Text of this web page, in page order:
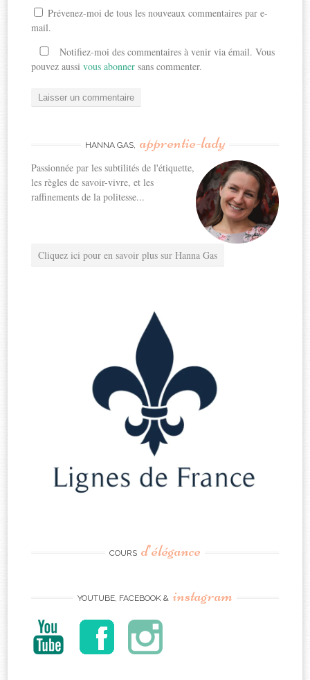
Prévenez-moi de tous les nouveaux commentaires par e-
mail.
Notifiez-moi des commentaires à venir via émail. Vous
pouvez aussivous abonner sans commenter.
HANNA GAS, apprentie-lady
Passionnée par les subtilités de l'étiquette,
les règles de savoir-vivre, et les
raffinements de la politesse...
Cliquez ici pour en savoir plus sur Hanna Gas
COURS d’élégance
YOUTUBE, FACEBOOK & instagram